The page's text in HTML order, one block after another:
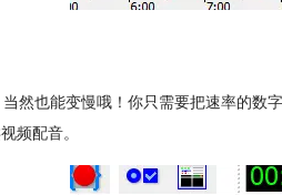
然也能变慢哦！你只需要把速率的数
频配音。